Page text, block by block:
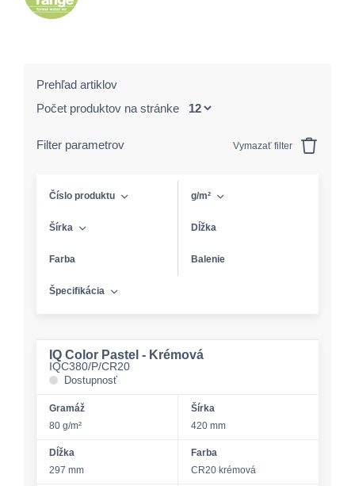
Prehľad artiklov
Počet produktov na stránke
Filter parametrov Vymazať filter
Číslo produktu g/m²
Šírka Dĺžka
Farba Balenie
Špecifikácia
IQ Color Pastel - Krémová
IQC380/P/CR20
Dostupnosť
Gramáž
80 g/m²
Šírka
420 mm
Dĺžka
297 mm
Farba
CR20 krémová